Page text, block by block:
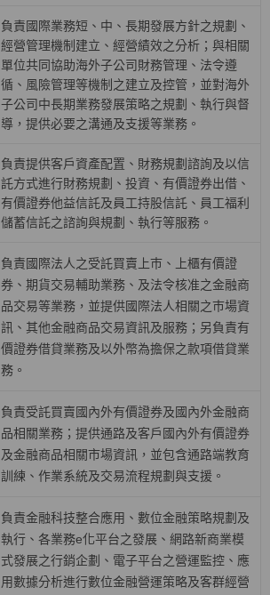
負責國際業務短、中、長期發展方針之規劃、
經營管理機制建立、經營績效之分析；與相關
單位共同協助海外子公司財務管理、法令遵
循、風險管理等機制之建立及控管，並對海外
子公司中長期業務發展策略之規劃、執行與督
導，提供必要之溝通及支援等業務。
負責提供客戶資產配置、財務規劃諮詢及以信
託方式進行財務規劃、投資、有價證券出借、
有價證券他益信託及員工持股信託、員工福利
儲蓄信託之諮詢與規劃、執行等服務。
負責國際法人之受託買賣上巿、上櫃有價證
券、期貨交易輔助業務、及法令核准之金融商
品交易等業務，並提供國際法人相關之巿場資
訊、其他金融商品交易資訊及服務；另負責有
價證券借貸業務及以外幣為擔保之款項借貸業
務。
負責受託買賣國內外有價證券及國內外金融商
品相關業務；提供通路及客戶國內外有價證券
及金融商品相關市場資訊，並包含通路端教育
訓練、作業系統及交易流程規劃與支援。
負責金融科技整合應用、數位金融策略規劃及
執行、各業務e化平台之發展、網路新商業模
式發展之行銷企劃、電子平台之營運監控、應
用數據分析進行數位金融營運策略及客群經營